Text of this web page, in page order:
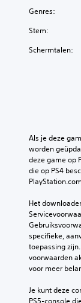
Genres:
Stem:
Schermtalen:
Als je deze
worden
deze game op
die op PS4
Het
specifieke,
toepassing
voorwaarden
voor meer
Je kunt deze
PS5-console